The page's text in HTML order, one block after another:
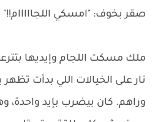
صقر بخوف: "امسكي اللجااااام!!"
ملك مسكت اللجام وإيديها
نار على الخيالات اللي بدأت
وراهم. كان بيضرب بإيد